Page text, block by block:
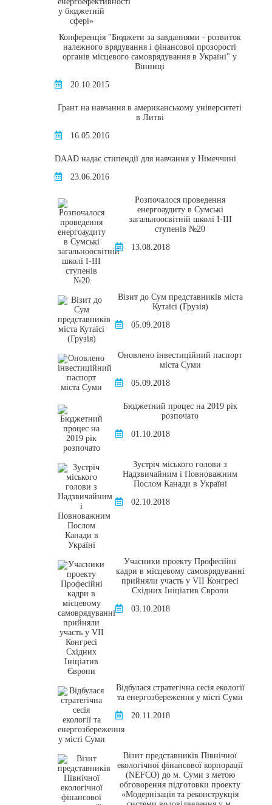
Конференція "Бюджети за завданнями - розвиток
належного врядування і фінансової прозорості
органів місцевого самоврядування в Україні" у
Вінниці
20.10.2015
Грант на навчання в американському університеті
в Литві
16.05.2016
DAAD надає стипендії для навчання у Німеччині
23.06.2016
Розпочалося проведення
енергоаудиту в Сумські
загальноосвітній школі I-III
ступенів №20
13.08.2018
Візит до Сум представників міста
Кутаїсі (Грузія)
05.09.2018
Оновлено інвестиційний паспорт
міста Суми
05.09.2018
Бюджетний процес на 2019 рік
розпочато
01.10.2018
Зустріч міського голови з
Надзвичайним і Повноважним
Послом Канади в Україні
02.10.2018
Учасники проекту Професійні
кадри в місцевому самоврядуванні
прийняли участь у VII Конгресі
Східних Ініціатив Європи
03.10.2018
Відбулася стратегічна сесія екології
та енергозбереження у місті Суми
20.11.2018
Візит представників Північної
екологічної фінансової корпорації
(NEFCO) до м. Суми з метою
обговорення підготовки проекту
«Модернізація та реконструкція